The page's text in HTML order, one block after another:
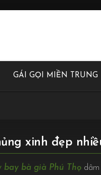
GÁI GỌI MIỀN TRUNG
xinh đẹp
bay bà già Phú Thọdâm